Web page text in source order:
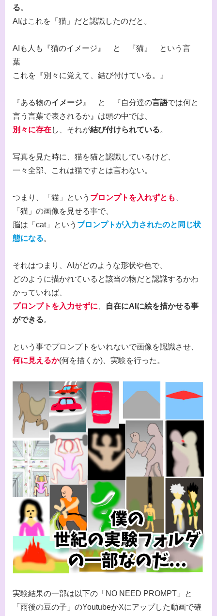
る。
AIはこれを「猫」だと認識したのだと。
AIも人も『猫のイメージ』 と 『猫』 という言
葉
これを『別々に覚えて、結び付けている。』
『ある物のイメージ 』 と 『自分達の言語では何と
言う言葉で表されるか』は頭の中では、
別々に存在し、それが結び付けられている。
写真を見た時に、猫を猫と認識しているけど、
一々全部、これは猫ですとは言わない。
つまり、「猫」という プロンプトを入れずとも
「猫」の画像を見せる事で、
脳は「cat」という プロンプトが入力されたのと同じ状
態になる。
それはつまり、AIがどのような形状や色で、
どのように描かれていると該当の物だと認識するかわ
かっていれば、
プロンプトを入力せずに
自在にAIに絵を描かせる事
ができる。
という事でプロンプトをいれないで画像を認識させ、
何に見えるか(何を描くか)、実験を行った。
実験結果の一部は以下の「NO NEED PROMPT」と
「雨後の豆の子」のYoutubeかXにアップした動画で確